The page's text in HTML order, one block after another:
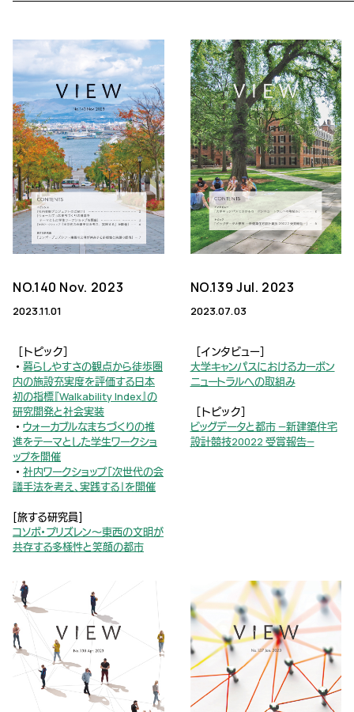
NO.140 Nov. 2023
2023.11.01
［トピック］
・ 暮らしやすさの観点から徒歩圏
内の施設充実度を評価する日本
初の指標『Walkability Index』の
研究開発と社会実装
・ ウォーカブルなまちづくりの推
進をテーマとした学生ワークショ
ップを開催
・ 社内ワークショップ「次世代の会
議手法を考え、実践する」を開催
[旅する研究員]
コソボ・プリズレン～東西の文明が
共存する多様性と笑顔の都市
NO.139 Jul. 2023
2023.07.03
［インタビュー］
大学キャンパスにおけるカーボン
ニュートラルへの取組み
［トピック］
ビッグデータと都市 —新建築住宅
設計競技20022 受賞報告—